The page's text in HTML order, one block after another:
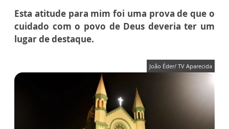
Esta atitude para mim foi uma prova de que o
cuidado com o povo de Deus deveria ter um
lugar de destaque.
João Éder/ TV Aparecida